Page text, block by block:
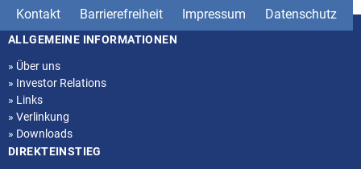
Kontakt Barrierefreiheit Impressum Datenschutz
Seitenstruktur
ALLGEMEINE INFORMATIONEN
» Über uns
» Investor Relations
» Links
» Verlinkung
» Downloads
DIREKTEINSTIEG